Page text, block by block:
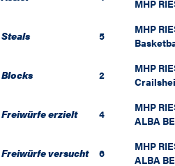
MHP
Steals 5 MHP
Blocks 2 MHP
Freiwürfe erzielt 4 MHP
ALBA
Freiwürfe versucht 6 MHP
ALBA